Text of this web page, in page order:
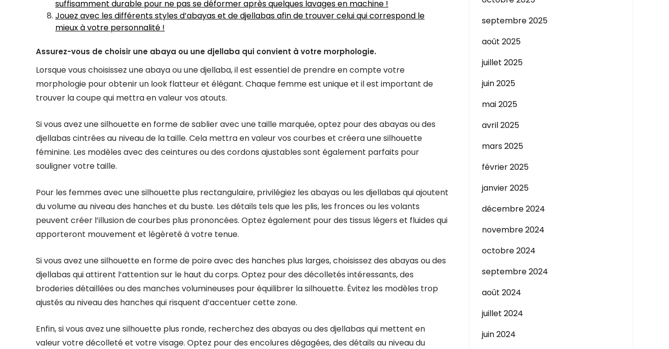
suffisamment durable pour ne pas se déformer après quelques lavages en machine !
Jouez avec les différents styles d’abayas et de djellabas afin de trouver celui qui correspond le
mieux à votre personnalité !
Assurez-vous de choisir une abaya ou une djellaba qui convient à votre morphologie.
Lorsque vous choisissez une abaya ou une djellaba, il est essentiel de prendre en compte votre
morphologie pour obtenir un look flatteur et élégant. Chaque femme est unique et il est important de
trouver la coupe qui mettra en valeur vos atouts.
Si vous avez une silhouette en forme de sablier avec une taille marquée, optez pour des abayas ou des
djellabas cintrées au niveau de la taille. Cela mettra en valeur vos courbes et créera une silhouette
féminine. Les modèles avec des ceintures ou des cordons ajustables sont également parfaits pour
souligner votre taille.
Pour les femmes avec une silhouette plus rectangulaire, privilégiez les abayas ou les djellabas qui ajoutent
du volume au niveau des hanches et du buste. Les détails tels que les plis, les fronces ou les volants
peuvent créer l’illusion de courbes plus prononcées. Optez également pour des tissus légers et fluides qui
apporteront mouvement et légèreté à votre tenue.
Si vous avez une silhouette en forme de poire avec des hanches plus larges, choisissez des abayas ou des
djellabas qui attirent l’attention sur le haut du corps. Optez pour des décolletés intéressants, des
broderies détaillées ou des manches volumineuses pour équilibrer la silhouette. Évitez les modèles trop
ajustés au niveau des hanches qui risquent d’accentuer cette zone.
Enfin, si vous avez une silhouette plus ronde, recherchez des abayas ou des djellabas qui mettent en
valeur votre décolleté et votre visage. Optez pour des encolures dégagées, des détails au niveau du
septembre 2025
août 2025
juillet 2025
juin 2025
mai 2025
avril 2025
mars 2025
février 2025
janvier 2025
décembre 2024
novembre 2024
octobre 2024
septembre 2024
août 2024
juillet 2024
juin 2024